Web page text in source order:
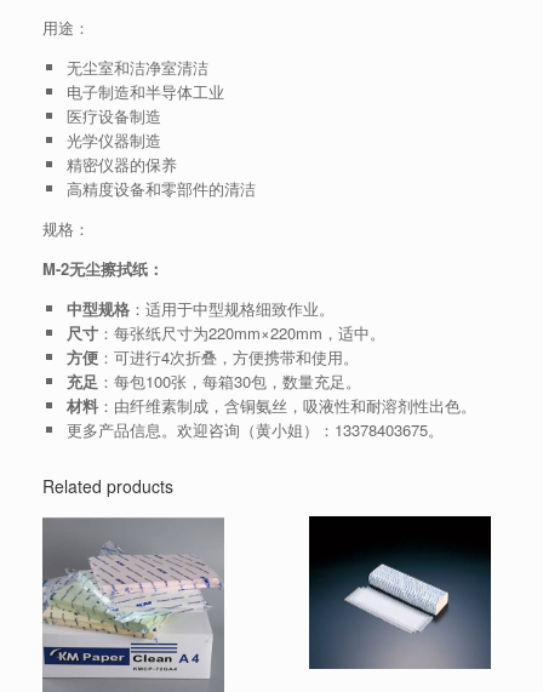
用途：
无尘室和洁净室清洁
电子制造和半导体工业
医疗设备制造
光学仪器制造
精密仪器的保养
高精度设备和零部件的清洁
规格：
M-2无尘擦拭纸：
中型规格：适用于中型规格细致作业。
尺寸：每张纸尺寸为220mm×220mm，适中。
方便：可进行4次折叠，方便携带和使用。
充足 ：每包100张，每箱30包，数量充足。
材料：由纤维素制成，含铜氨丝，吸液性和耐溶剂性出色。
更多产品信息。欢迎咨询（黄小姐）：13378403675。
Related products